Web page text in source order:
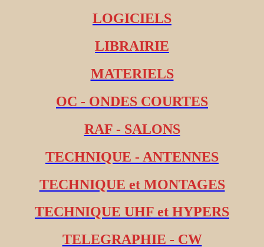
LOGICIELS
LIBRAIRIE
MATERIELS
OC - ONDES COURTES
RAF - SALONS
TECHNIQUE - ANTENNES
TECHNIQUE et MONTAGES
TECHNIQUE UHF et HYPERS
TELEGRAPHIE - CW